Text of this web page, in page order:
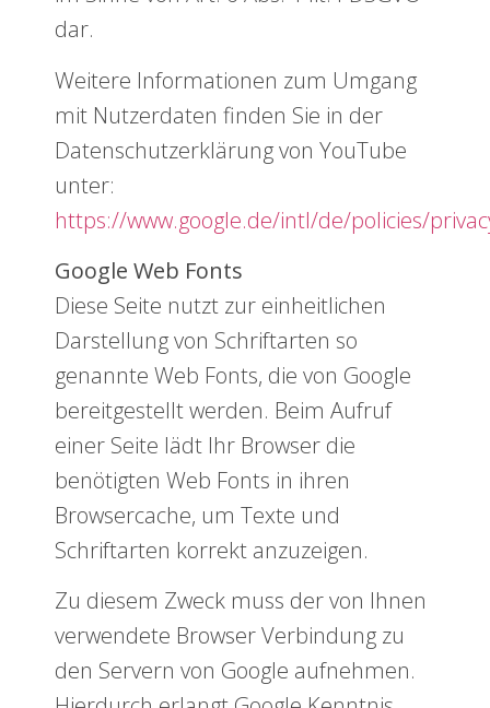
dar.
Weitere Informationen zum Umgang
mit Nutzerdaten finden Sie in der
Datenschutzerklärung von YouTube
unter:
https://www.google.de/intl/de/policies/
Google Web Fonts
Diese Seite nutzt zur einheitlichen
Darstellung von Schriftarten so
genannte Web Fonts, die von Google
bereitgestellt werden. Beim Aufruf
einer Seite lädt Ihr Browser die
benötigten Web Fonts in ihren
Browsercache, um Texte und
Schriftarten korrekt anzuzeigen.
Zu diesem Zweck muss der von Ihnen
verwendete Browser Verbindung zu
den Servern von Google aufnehmen.